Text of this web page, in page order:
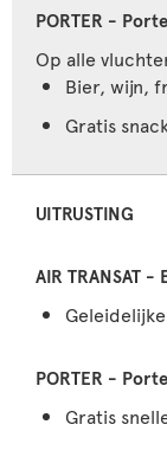
Op alle
Bier, wijn,
Gratis
UITRUSTING
Gratis